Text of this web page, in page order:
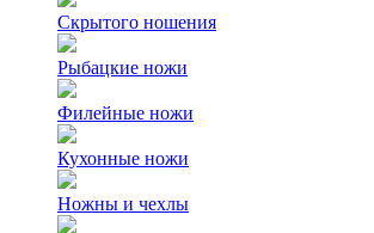
Скрытого ношения
Рыбацкие ножи
Филейные ножи
Кухонные ножи
Ножны и чехлы